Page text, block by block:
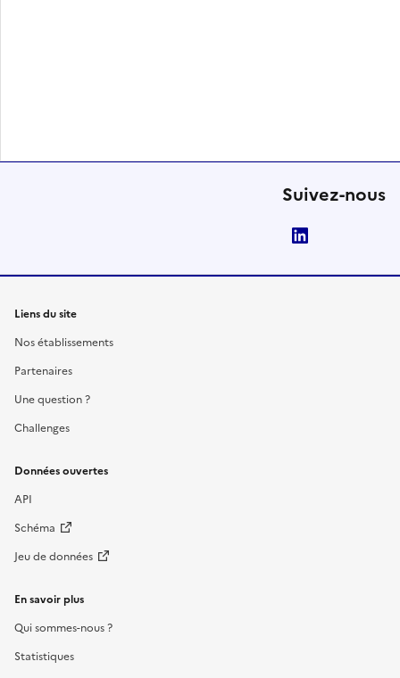
Suivez-nous
Liens du site
Nos établissements
Partenaires
Une question ?
Challenges
Données ouvertes
API
Schéma
Jeu de données
En savoir plus
Qui sommes-nous ?
Statistiques